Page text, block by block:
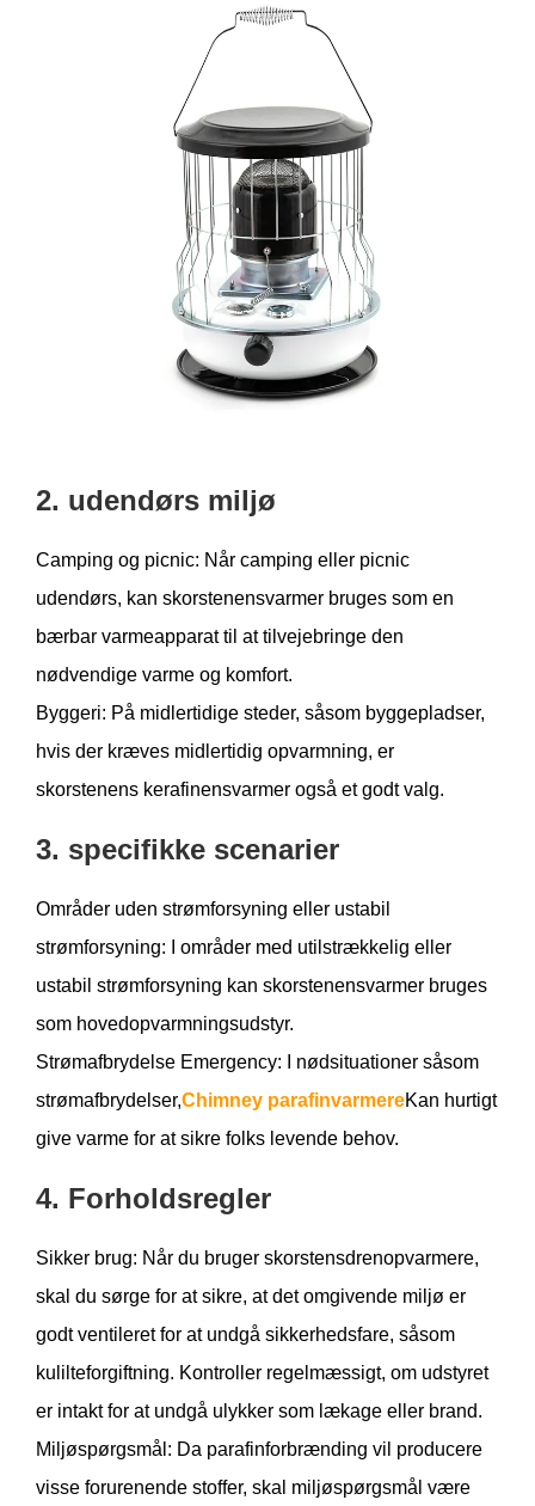
2. udendørs miljø
Camping og picnic: Når camping eller picnic
udendørs, kan skorstenensvarmer bruges som en
bærbar varmeapparat til at tilvejebringe den
nødvendige varme og komfort.
Byggeri: På midlertidige steder, såsom byggepladser,
hvis der kræves midlertidig opvarmning, er
skorstenens kerafinensvarmer også et godt valg.
3. specifikke scenarier
Områder uden strømforsyning eller ustabil
strømforsyning: I områder med utilstrækkelig eller
ustabil strømforsyning kan skorstenensvarmer bruges
som hovedopvarmningsudstyr.
Strømafbrydelse Emergency: I nødsituationer såsom
strømafbrydelser,Chimney parafinvarmereKan hurtigt
give varme for at sikre folks levende behov.
4. Forholdsregler
Sikker brug: Når du bruger skorstensdrenopvarmere,
skal du sørge for at sikre, at det omgivende miljø er
godt ventileret for at undgå sikkerhedsfare, såsom
kulilteforgiftning. Kontroller regelmæssigt, om udstyret
er intakt for at undgå ulykker som lækage eller brand.
Miljøspørgsmål: Da parafinforbrænding vil producere
visse forurenende stoffer, skal miljøspørgsmål være